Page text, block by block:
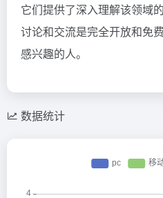
它们提供了深入理解该领域
讨论和交流是完全开放和免
感兴趣的人。
数据统计